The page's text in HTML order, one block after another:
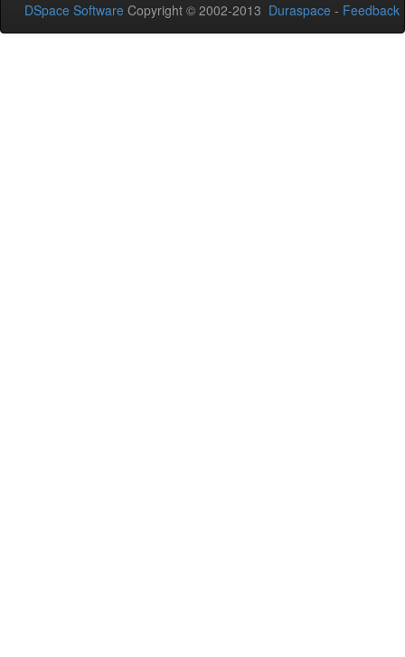
DSpace Software Copyright © 2002-2013 Duraspace - Feedback